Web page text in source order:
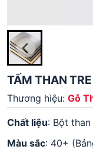
TẤM THAN
Thương hiệu: Gỗ
Chất liệu: Bột
Màu sắc: 40+